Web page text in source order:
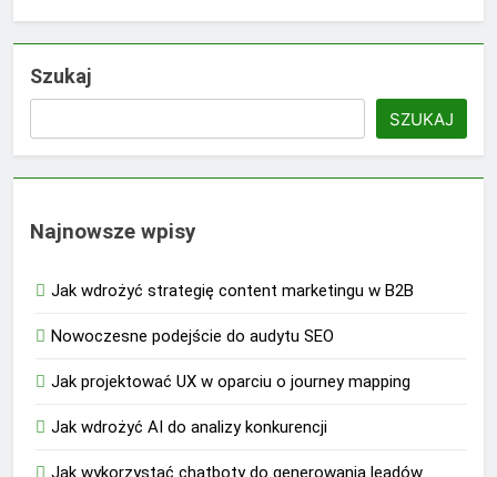
Szukaj
SZUKAJ
Najnowsze wpisy
Jak wdrożyć strategię content marketingu w B2B
Nowoczesne podejście do audytu SEO
Jak projektować UX w oparciu o journey mapping
Jak wdrożyć AI do analizy konkurencji
Jak wykorzystać chatboty do generowania leadów